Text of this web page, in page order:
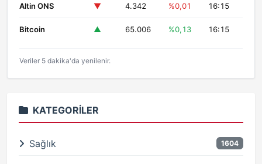
Altin ONS ▼ 4.342 %0,01 16:15
Bitcoin ▲ 65.006 %0,13 16:15
Veriler 5 dakika'da yenilenir.
KATEGORILER
Sağlık 1604